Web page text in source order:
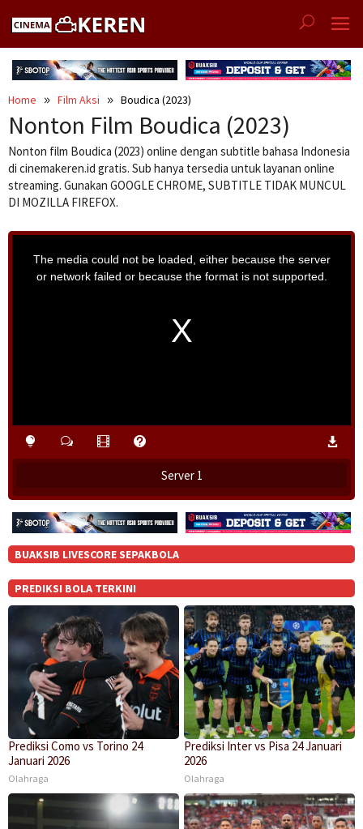
Home Film Aksi Boudica (2023)
Nonton Film Boudica (2023)
Nonton film Boudica (2023) online dengan subtitle bahasa Indonesia
di cinemakeren.id gratis. Sub hanya tersedia untuk layanan online
streaming. Gunakan GOOGLE CHROME, SUBTITLE TIDAK MUNCUL
DI MOZILLA FIREFOX.
The media could not be loaded, either because the server
or network failed or because the format is not supported.
Server 1
BUAKSIB LIVESCORE SEPAKBOLA
PREDIKSI BOLA TERKINI
Prediksi Como vs Torino 24
Januari 2026
Olahraga
Prediksi Inter vs Pisa 24 Januari
2026
Olahraga